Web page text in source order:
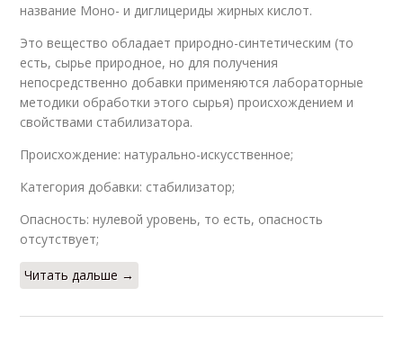
название Моно- и диглицериды жирных кислот.
Это вещество обладает природно-синтетическим (то
есть, сырье природное, но для получения
непосредственно добавки применяются лабораторные
методики обработки этого сырья) происхождением и
свойствами стабилизатора.
Происхождение: натурально-искусственное;
Категория добавки: стабилизатор;
Опасность: нулевой уровень, то есть, опасность
отсутствует;
Читать дальше →